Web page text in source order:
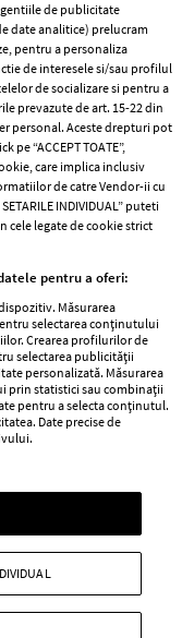
si conditii
de
de cookies
practice
821/25.09.2025.
minorilor.
SRL
de publicitate
date analitice) prelucram
pentru a personaliza
de interesele si/sau profilul
de socializare si pentru a
prevazute de art. 15-22 din
personal. Aceste drepturi pot
pe “ACCEPT TOATE”,
care implica inclusiv
de catre Vendor-ii cu
INDIVIDUAL” puteti
legate de cookie strict
pentru a oferi:
Măsurarea
selectarea conținutului
Crearea profilurilor de
selectarea publicității
personalizată. Măsurarea
prin statistici sau combinații
pentru a selecta conținutul.
Date precise de